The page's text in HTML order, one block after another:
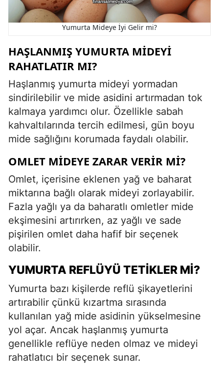
Yumurta Mideye İyi Gelir mi?
HAŞLANMIŞ YUMURTA MIDEYI
RAHATLATIR MI?
Haşlanmış yumurta mideyi yormadan
sindirilebilir ve mide asidini artırmadan tok
kalmaya yardımcı olur. Özellikle sabah
kahvaltılarında tercih edilmesi, gün boyu
mide sağlığını korumada faydalı olabilir.
OMLET MIDEYE ZARAR VERIR MI?
Omlet, içerisine eklenen yağ ve baharat
miktarına bağlı olarak mideyi zorlayabilir.
Fazla yağlı ya da baharatlı omletler mide
ekşimesini artırırken, az yağlı ve sade
pişirilen omlet daha hafif bir seçenek
olabilir.
YUMURTA REFLÜYÜ TETIKLER MI?
Yumurta bazı kişilerde reflü şikayetlerini
artırabilir çünkü kızartma sırasında
kullanılan yağ mide asidinin yükselmesine
yol açar. Ancak haşlanmış yumurta
genellikle reflüye neden olmaz ve mideyi
rahatlatıcı bir seçenek sunar.